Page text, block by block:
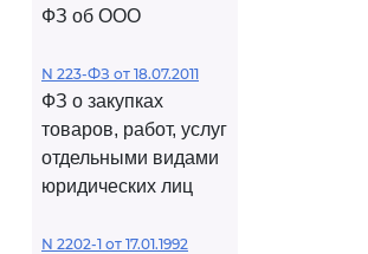
ФЗ об ООО
N 223-ФЗ от 18.07.2011
ФЗ о закупках
товаров, работ, услуг
отдельными видами
юридических лиц
N 2202-1 от 17.01.1992